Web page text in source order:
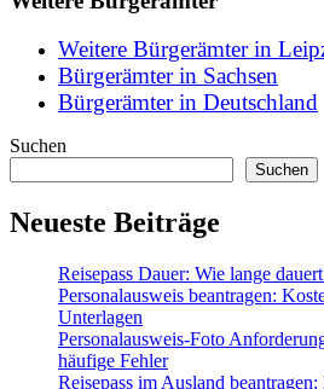
Weitere Bürgerämter in
Bürgerämter in Sachsen
Bürgerämter in Deutschland
Suchen
Suchen
Neueste Beiträge
Reisepass Dauer: Wie lange
Personalausweis beantragen:
Unterlagen
Personalausweis-Foto
häufige Fehler
Reisepass im Ausland